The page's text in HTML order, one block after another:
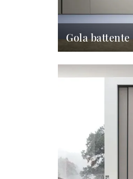
Gola battente